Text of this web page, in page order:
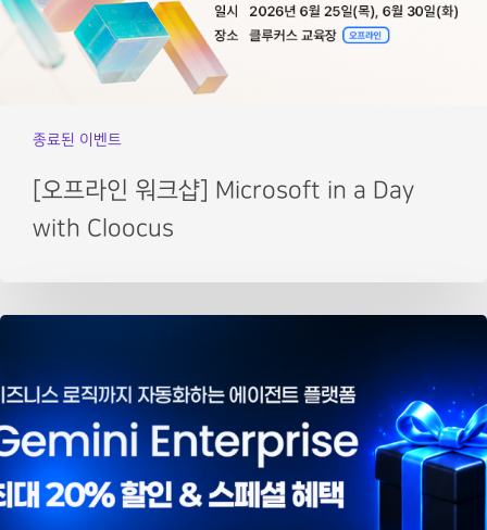
종료된 이벤트
[오프라인 워크샵] Microsoft in a Day
with Cloocus